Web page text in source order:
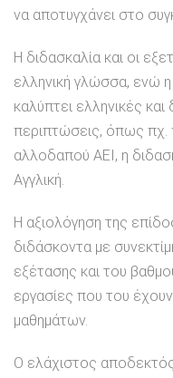
να αποτυγχάνει στο
Η διδασκαλία και οι
ελληνική γλώσσα, ενώ η
καλύπτει ελληνικές και
περιπτώσεις, όπως πχ.
αλλοδαπού ΑΕΙ, η
Αγγλική.
Η αξιολόγηση της
διδάσκοντα με
εξέτασης και του
εργασίες που του
μαθημάτων.
Ο ελάχιστος